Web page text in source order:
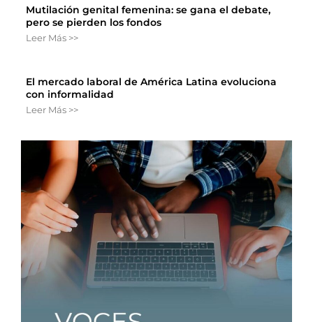
Mutilación genital femenina: se gana el debate,
pero se pierden los fondos
Leer Más >>
El mercado laboral de América Latina evoluciona
con informalidad
Leer Más >>